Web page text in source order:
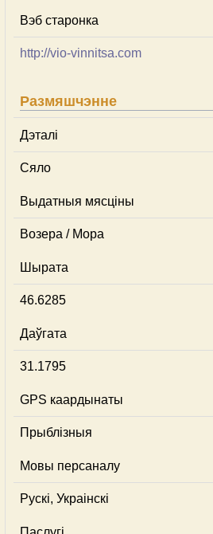
Вэб старонка
http://vio-vinnitsa.com
Размяшчэнне
Дэталі
Сяло
Выдатныя мясціны
Возера / Мора
Шырата
46.6285
Даўгата
31.1795
GPS каардынаты
Прыблізныя
Мовы персаналу
Рускі, Украінскі